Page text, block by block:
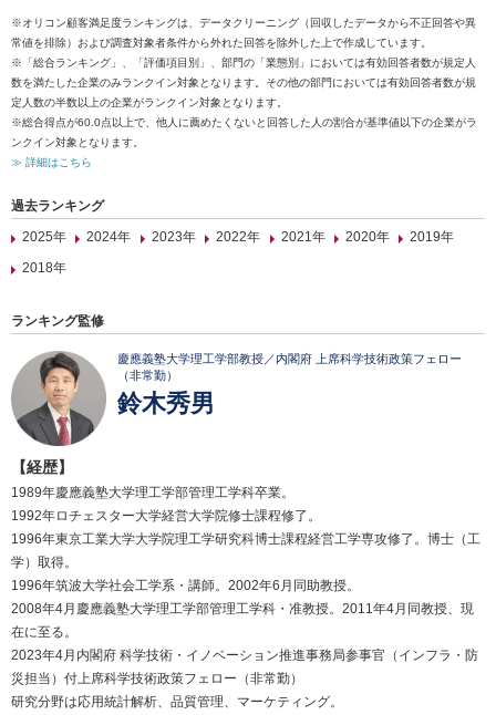
※オリコン顧客満足度ランキングは、データクリーニング（回収したデータから不正回答や異
常値を排除）および調査対象者条件から外れた回答を除外した上で作成しています。
※「総合ランキング」、「評価項目別」、部門の「業態別」においては有効回答者数が規定人
数を満たした企業のみランクイン対象となります。その他の部門においては有効回答者数が規
定人数の半数以上の企業がランクイン対象となります。
※総合得点が60.0点以上で、他人に薦めたくないと回答した人の割合が基準値以下の企業がラ
ンクイン対象となります。
≫ 詳細はこちら
過去ランキング
2025年
2024年 2023年 2022年 2021年 2020年
2019年
2018年
ランキング監修
慶應義塾大学理工学部教授／内閣府 上席科学技術政策フェロー
（非常勤）
鈴木秀男
【経歴】
1989年慶應義塾大学理工学部管理工学科卒業。
1992年ロチェスター大学経営大学院修士課程修了。
1996年東京工業大学大学院理工学研究科博士課程経営工学専攻修了。博士（工
学）取得。
1996年筑波大学社会工学系・講師。2002年6月同助教授。
2008年4月慶應義塾大学理工学部管理工学科・准教授。2011年4月同教授、現
在に至る。
2023年4月内閣府 科学技術・イノベーション推進事務局参事官（インフラ・防
災担当）付上席科学技術政策フェロー（非常勤）
研究分野は応用統計解析、品質管理、マーケティング。